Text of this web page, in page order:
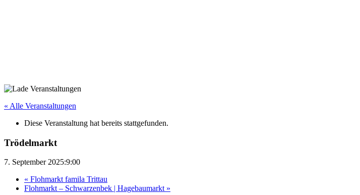
« Alle Veranstaltungen
Diese Veranstaltung hat bereits stattgefunden.
Trödelmarkt
7. September 2025:9:00
« Flohmarkt famila Trittau
Flohmarkt – Schwarzenbek | Hagebaumarkt »